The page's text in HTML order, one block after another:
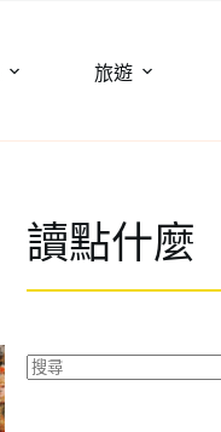
旅遊
讀點什麼